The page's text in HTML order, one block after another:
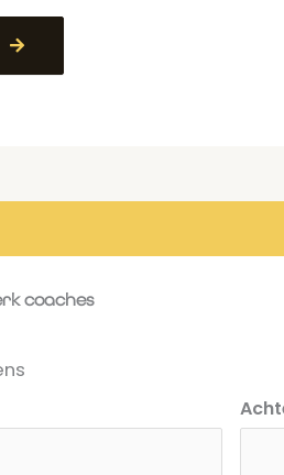
coaches